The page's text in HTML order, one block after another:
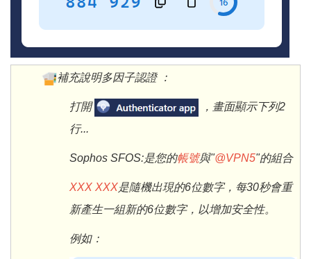
補充說明多因子認證 ：
打開
，畫面顯示下列2
行...
Sophos SFOS:是您的帳號與"@VPN5"的組合
XXX XXX是隨機出現的6位數字，每30秒會重
新產生一組新的6位數字，以增加安全性。
例如：